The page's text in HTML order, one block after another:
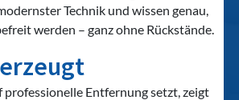
Technik und wissen genau,
werden – ganz ohne Rückstände.
professionelle Entfernung setzt, zeigt